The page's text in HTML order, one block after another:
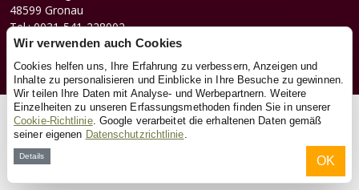
48599 Gronau
Tel.: 0031-541-228002
Facebook
Instagram
© 2026 Toyfan BV
Allgemeine Geschäftsbedingungen
Haftungsausschluss
Wir verwenden auch Cookies
Cookies helfen uns, Ihre Erfahrung zu verbessern, Anzeigen und
Inhalte zu personalisieren und Einblicke in Ihre Besuche zu gewinnen.
Wir teilen Ihre Daten mit Analyse- und Werbepartnern. Weitere
Einzelheiten zu unseren Erfassungsmethoden finden Sie in unserer
Cookie-Richtlinie. Google verarbeitet die erhaltenen Daten gemäß
seiner eigenen Datenschutzrichtlinie
Details OK